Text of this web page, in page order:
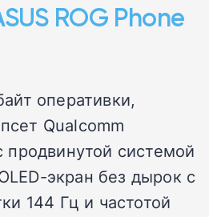
ROG Phone
оперативки,
Qualcomm
продвинутой системой
экран без дырок с
144 Гц и частотой